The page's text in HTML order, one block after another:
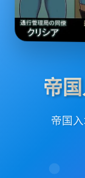
帝
帝国